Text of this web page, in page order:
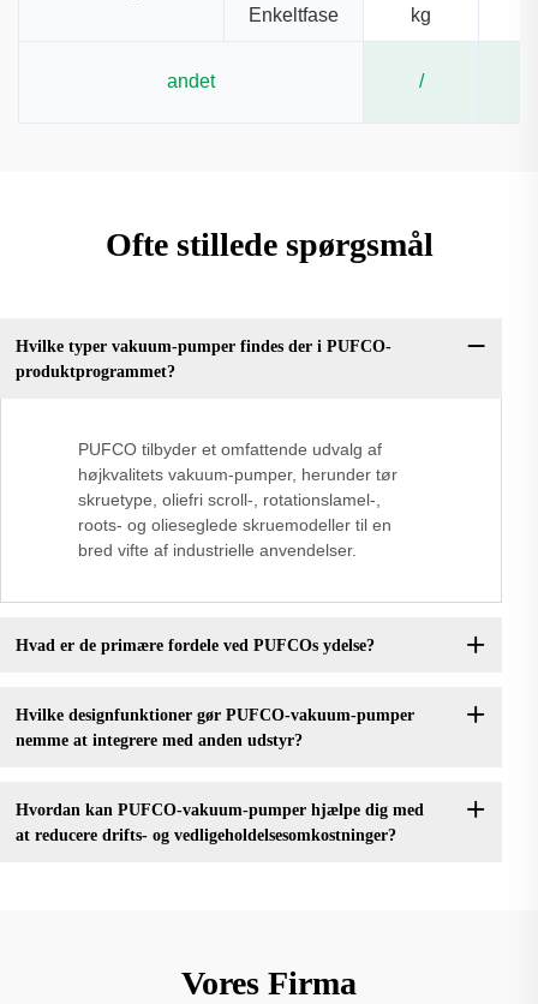
Enkeltfase kg
andet /
Ofte stillede spørgsmål
Hvilke typer vakuum-pumper findes der i PUFCO-
produktprogrammet?
PUFCO tilbyder et omfattende udvalg af
højkvalitets vakuum-pumper, herunder tør
skruetype, oliefri scroll-, rotationslamel-,
roots- og olieseglede skruemodeller til en
bred vifte af industrielle anvendelser.
Hvad er de primære fordele ved PUFCOs ydelse?
Hvilke designfunktioner gør PUFCO-vakuum-pumper
nemme at integrere med anden udstyr?
Hvordan kan PUFCO-vakuum-pumper hjælpe dig med
at reducere drifts- og vedligeholdelsesomkostninger?
Vores Firma